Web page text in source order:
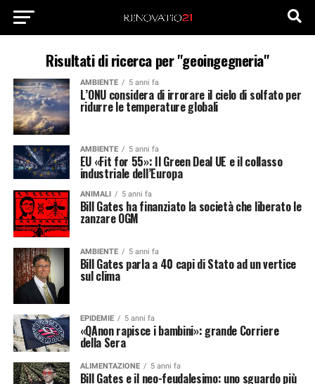
Risultati di ricerca per "geoingegneria"
AMBIENTE 5 anni fa
L’ONU considera di irrorare il cielo di solfato per
ridurre le temperature globali
AMBIENTE 5 anni fa
EU «Fit for 55»: Il Green Deal UE e il collasso
industriale dell’Europa
ANIMALI 5 anni fa
Bill Gates ha finanziato la società che liberato le
zanzare OGM
AMBIENTE 5 anni fa
Bill Gates parla a 40 capi di Stato ad un vertice
sul clima
EPIDEMIE 5 anni fa
«QAnon rapisce i bambini»: grande Corriere
della Sera
ALIMENTAZIONE 5 anni fa
Bill Gates e il neo-feudalesimo: uno sguardo più